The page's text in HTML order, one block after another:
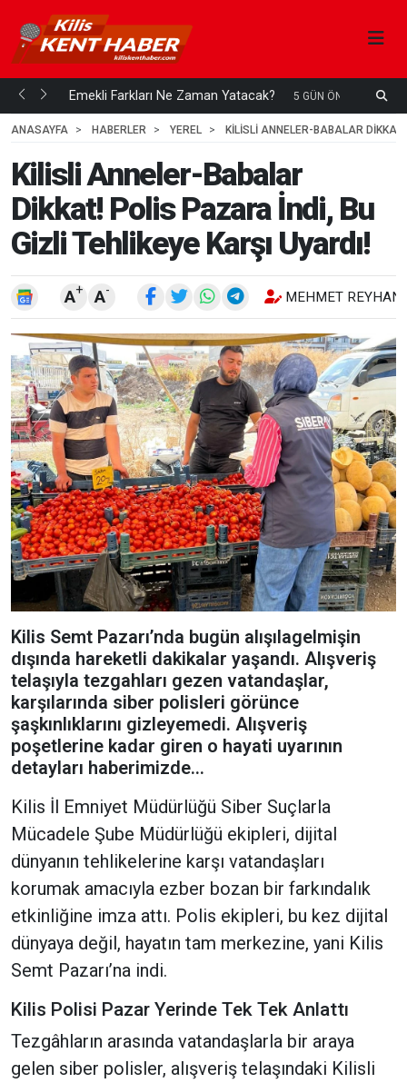
mi... Emekli Farkları Ne Zaman Yatacak? 5 GÜN ÖNCE
ANASAYFA
HABERLER YEREL KILISLI ANNELER-BABALAR
Kilisli Anneler-Babalar
Dikkat! Polis Pazara İndi, Bu
Gizli Tehlikeye Karşı Uyardı!
A+ A- MEHMET
Kilis Semt Pazarı’nda bugün alışılagelmişin
dışında hareketli dakikalar yaşandı. Alışveriş
telaşıyla tezgahları gezen vatandaşlar,
karşılarında siber polisleri görünce
şaşkınlıklarını gizleyemedi. Alışveriş
poşetlerine kadar giren o hayati uyarının
detayları haberimizde...
Kilis İl Emniyet Müdürlüğü Siber Suçlarla
Mücadele Şube Müdürlüğü ekipleri, dijital
dünyanın tehlikelerine karşı vatandaşları
korumak amacıyla ezber bozan bir farkındalık
etkinliğine imza attı. Polis ekipleri, bu kez dijital
dünyaya değil, hayatın tam merkezine, yani Kilis
Semt Pazarı’na indi.
Kilis Polisi Pazar Yerinde Tek Tek Anlattı
Tezgâhların arasında vatandaşlarla bir araya
gelen siber polisler, alışveriş telaşındaki Kilisli